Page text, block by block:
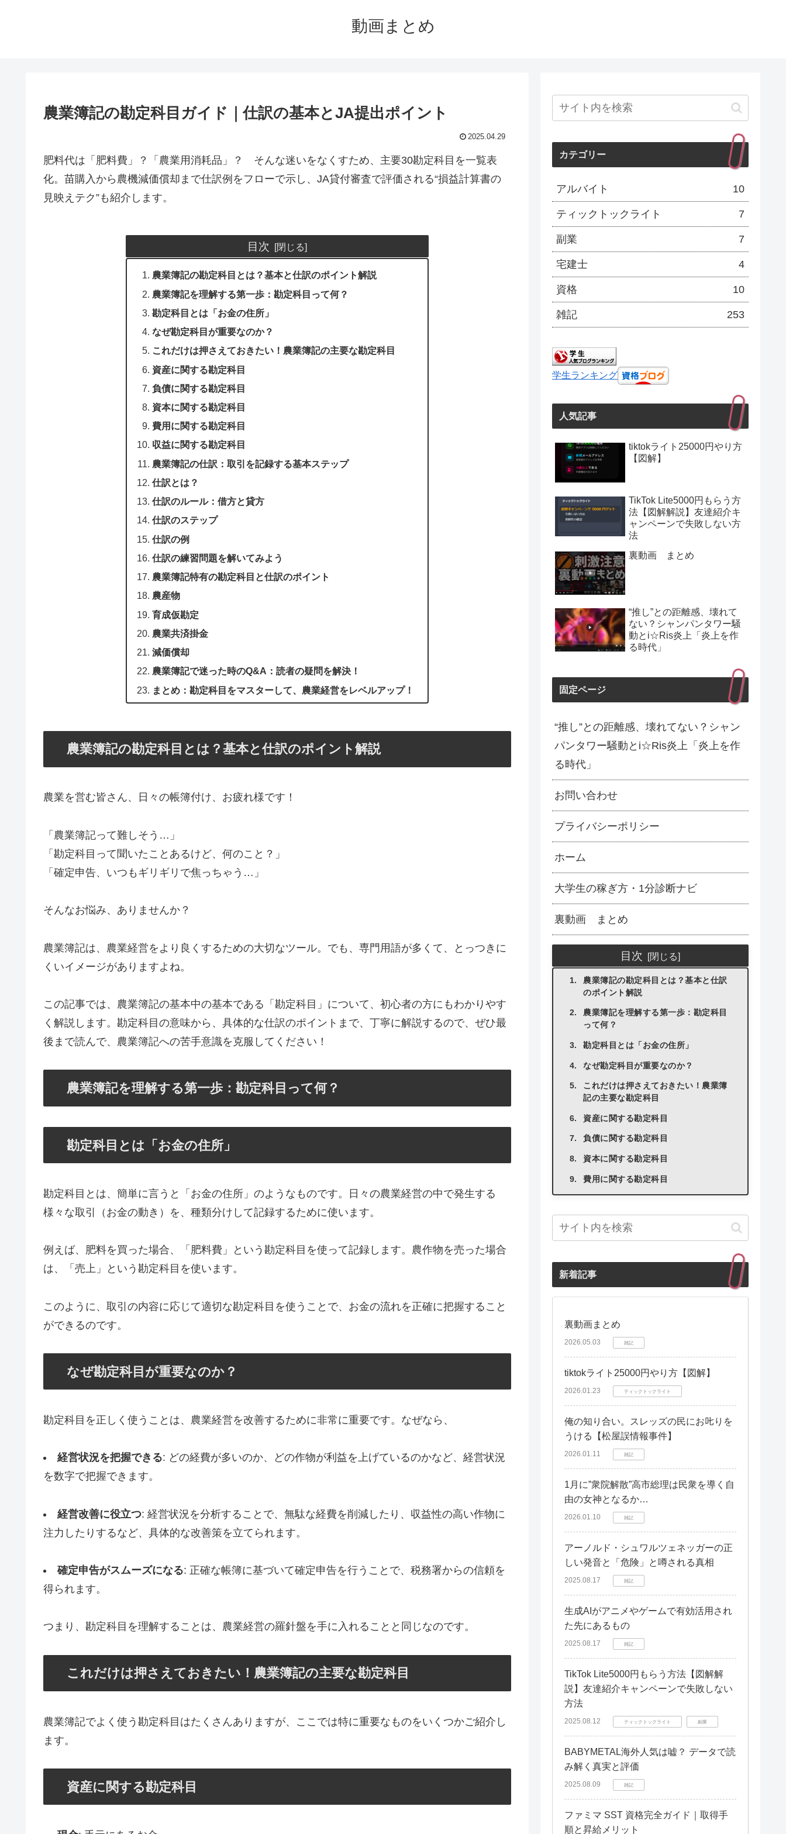
動画まとめ
農業簿記の勘定科目ガイド｜仕訳の基本とJA提出ポイント
2025.04.29
肥料代は「肥料費」？「農業用消耗品」？ そんな迷いをなくすため、主要30勘定科目を一覧表
化。苗購入から農機減価償却まで仕訳例をフローで示し、JA貸付審査で評価される“損益計算書の
見映えテク”も紹介します。
目次
農業簿記の勘定科目とは？基本と仕訳のポイント解説
農業簿記を理解する第一歩：勘定科目って何？
勘定科目とは「お金の住所」
なぜ勘定科目が重要なのか？
これだけは押さえておきたい！農業簿記の主要な勘定科目
資産に関する勘定科目
負債に関する勘定科目
資本に関する勘定科目
費用に関する勘定科目
収益に関する勘定科目
農業簿記の仕訳：取引を記録する基本ステップ
仕訳とは？
仕訳のルール：借方と貸方
仕訳のステップ
仕訳の例
仕訳の練習問題を解いてみよう
農業簿記特有の勘定科目と仕訳のポイント
農産物
育成仮勘定
農業共済掛金
減価償却
農業簿記で迷った時のQ&A：読者の疑問を解決！
まとめ：勘定科目をマスターして、農業経営をレベルアップ！
農業簿記の勘定科目とは？基本と仕訳のポイント解説
農業を営む皆さん、日々の帳簿付け、お疲れ様です！
「農業簿記って難しそう…」
「勘定科目って聞いたことあるけど、何のこと？」
「確定申告、いつもギリギリで焦っちゃう…」
そんなお悩み、ありませんか？
農業簿記は、農業経営をより良くするための大切なツール。でも、専門用語が多くて、とっつきに
くいイメージがありますよね。
この記事では、農業簿記の基本中の基本である「勘定科目」について、初心者の方にもわかりやす
く解説します。勘定科目の意味から、具体的な仕訳のポイントまで、丁寧に解説するので、ぜひ最
後まで読んで、農業簿記への苦手意識を克服してください！
農業簿記を理解する第一歩：勘定科目って何？
勘定科目とは「お金の住所」
勘定科目とは、簡単に言うと「お金の住所」のようなものです。日々の農業経営の中で発生する
様々な取引（お金の動き）を、種類分けして記録するために使います。
例えば、肥料を買った場合、「肥料費」という勘定科目を使って記録します。農作物を売った場合
は、「売上」という勘定科目を使います。
このように、取引の内容に応じて適切な勘定科目を使うことで、お金の流れを正確に把握すること
ができるのです。
なぜ勘定科目が重要なのか？
勘定科目を正しく使うことは、農業経営を改善するために非常に重要です。なぜなら、
経営状況を把握できる: どの経費が多いのか、どの作物が利益を上げているのかなど、経営状況
を数字で把握できます。
経営改善に役立つ: 経営状況を分析することで、無駄な経費を削減したり、収益性の高い作物に
注力したりするなど、具体的な改善策を立てられます。
確定申告がスムーズになる: 正確な帳簿に基づいて確定申告を行うことで、税務署からの信頼を
得られます。
つまり、勘定科目を理解することは、農業経営の羅針盤を手に入れることと同じなのです。
これだけは押さえておきたい！農業簿記の主要な勘定科目
農業簿記でよく使う勘定科目はたくさんありますが、ここでは特に重要なものをいくつかご紹介し
ます。
資産に関する勘定科目
カテゴリー
アルバイト 10
ティックトックライト 7
副業 7
宅建士 4
資格 10
雑記 253
学生ランキング
人気記事
tiktokライト25000円やり方
【図解】
TikTok Lite5000円もらう方
法【図解解説】友達紹介キ
ャンペーンで失敗しない方
法
裏動画 まとめ
“推し”との距離感、壊れて
ない？シャンパンタワー騒
動とi☆Ris炎上「炎上を作
る時代」
固定ページ
“推し”との距離感、壊れてない？シャン
パンタワー騒動とi☆Ris炎上「炎上を作
る時代」
お問い合わせ
プライバシーポリシー
ホーム
大学生の稼ぎ方・1分診断ナビ
裏動画 まとめ
目次
農業簿記の勘定科目とは？基本と仕訳
のポイント解説
農業簿記を理解する第一歩：勘定科目
って何？
勘定科目とは「お金の住所」
なぜ勘定科目が重要なのか？
これだけは押さえておきたい！農業簿
記の主要な勘定科目
資産に関する勘定科目
負債に関する勘定科目
資本に関する勘定科目
費用に関する勘定科目
ステップ
仕訳のルール：借方と貸方
育成仮勘定
農業共済掛金
農業簿記で迷った時のQ&A：読者の疑
問を解決！
まとめ：勘定科目をマスターして、農
業経営をレベルアップ！
新着記事
裏動画まとめ
2026.05.03 雑記
tiktokライト25000円やり方【図解】
2026.01.23 ティックトックライト
俺の知り合い。スレッズの民にお𠮟りを
うける【松屋誤情報事件】
2026.01.11 雑記
1月に”衆院解散”高市総理は民衆を導く自
由の女神となるか…
2026.01.10 雑記
アーノルド・シュワルツェネッガーの正
しい発音と「危険」と噂される真相
2025.08.17 雑記
生成AIがアニメやゲームで有効活用され
た先にあるもの
2025.08.17 雑記
TikTok Lite5000円もらう方法【図解解
説】友達紹介キャンペーンで失敗しない
方法
2025.08.12 ティックトックライト 副業
BABYMETAL海外人気は嘘？ データで読
み解く真実と評価
2025.08.09 雑記
ファミマ SST 資格完全ガイド｜取得手
順と昇給メリット